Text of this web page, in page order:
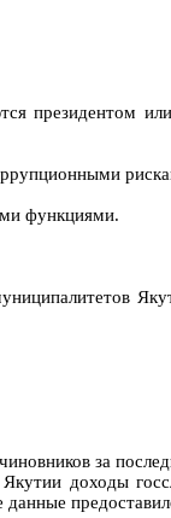
президентом
функциями.
за
Якутии доходы